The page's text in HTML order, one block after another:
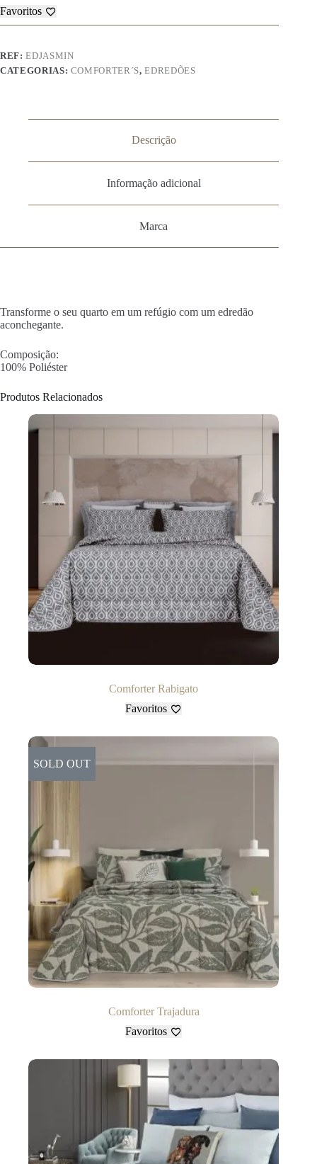
Favoritos
REF:EDJASMIN
CATEGORIAS: COMFORTER´S,EDREDÕES
Descrição
Informação adicional
Marca
Transforme o seu quarto em um refúgio com um edredão
aconchegante.
Composição:
100% Poliéster
Produtos Relacionados
Comforter Rabigato
Favoritos
SOLD OUT
Comforter Trajadura
Favoritos